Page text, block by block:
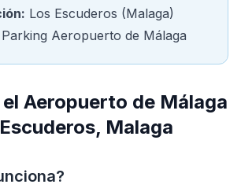
Los Escuderos (Malaga)
Parking Aeropuerto de Málaga
Aeropuerto de Málaga
Malaga